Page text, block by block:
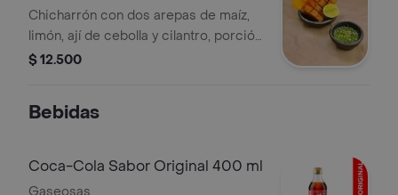
Chicharrón con dos arepas de maíz,
limón, ají de cebolla y cilantro, porción
personal.
$ 12.500
Bebidas
Coca-Cola Sabor Original 400 ml